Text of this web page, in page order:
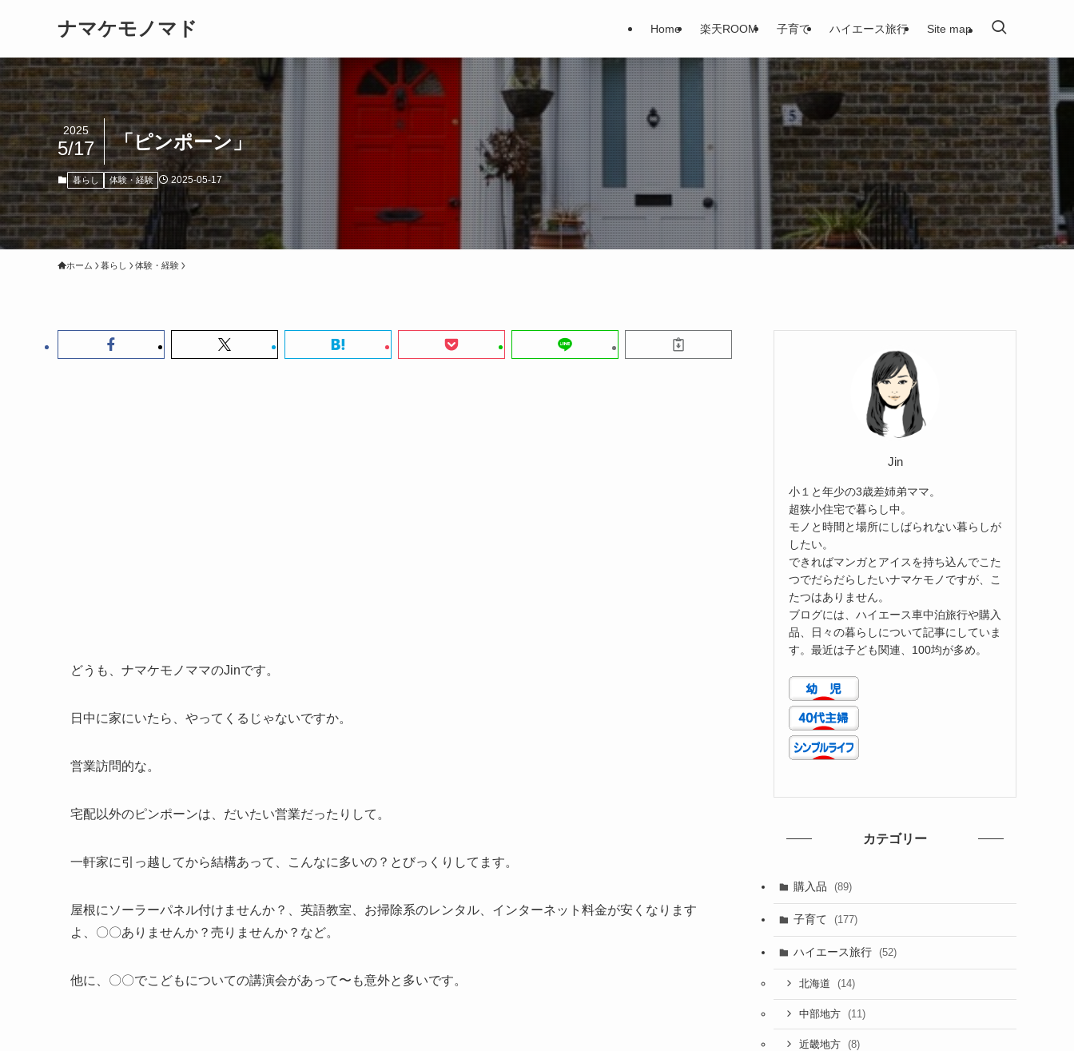
ナマケモノマド Home 楽天ROOM 子育て ハイエース旅行 Site map
「ピンポーン」
2025
5/17
暮らし 体験・経験 2025-05-17
ホーム 暮らし 体験・経験
どうも、ナマケモノママのJinです。
日中に家にいたら、やってくるじゃないですか。
営業訪問的な。
宅配以外のピンポーンは、だいたい営業だったりして。
一軒家に引っ越してから結構あって、こんなに多いの？とびっくりしてます。
屋根にソーラーパネル付けませんか？、英語教室、お掃除系のレンタル、インターネット料金が安くなります
よ、〇〇ありませんか？売りませんか？など。
他に、〇〇でこどもについての講演会があって〜も意外と多いです。
Jin
小１と年少の3歳差姉弟ママ。
超狭小住宅で暮らし中。
モノと時間と場所にしばられない暮らしが
したい。
できればマンガとアイスを持ち込んでこた
つでだらだらしたいナマケモノですが、こ
たつはありません。
ブログには、ハイエース車中泊旅行や購入
品、日々の暮らしについて記事にしていま
す。最近は子ども関連、100均が多め。
カテゴリー
購入品 (89)
子育て (177)
ハイエース旅行 (52)
北海道 (14)
中部地方 (11)
近畿地方 (8)